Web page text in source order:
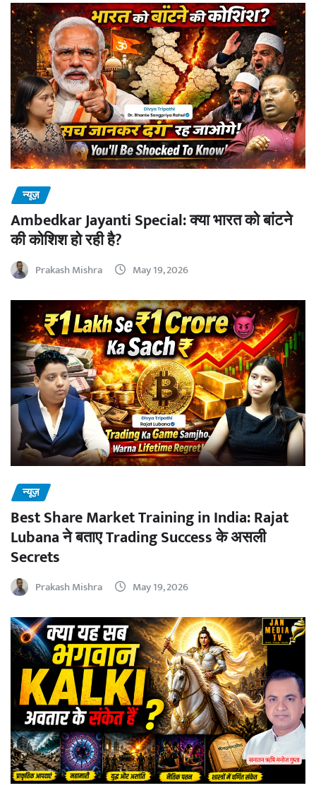
न्यूज़
Ambedkar Jayanti Special: क्या भारत को बांटने
की कोशिश हो रही है?
Prakash Mishra May 19, 2026
न्यूज़
Best Share Market Training in India: Rajat
Lubana ने बताए Trading Success के असली
Secrets
Prakash Mishra May 19, 2026